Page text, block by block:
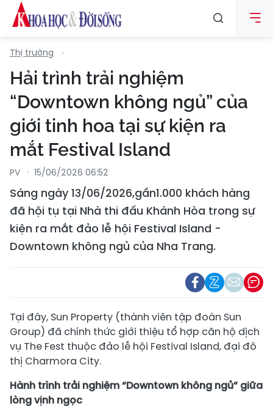
Thị trường
Hải trình trải nghiệm
“Downtown không ngủ” của
giới tinh hoa tại sự kiện ra
mắt Festival Island
PV 15/06/2026 06:52
Sáng ngày 13/06/2026,gần1.000 khách hàng
đã hội tụ tại Nhà thi đấu Khánh Hòa trong sự
kiện ra mắt đảo lễ hội Festival Island -
Downtown không ngủ của Nha Trang.
Tại đây, Sun Property (thành viên tập đoàn Sun
Group) đã chính thức giới thiệu tổ hợp căn hộ dịch
vụ The Fest thuộc đảo lễ hội Festival Island, đại đô
thị Charmora City.
Hành trình trải nghiệm “Downtown không ngủ” giữa
lòng vịnh ngọc